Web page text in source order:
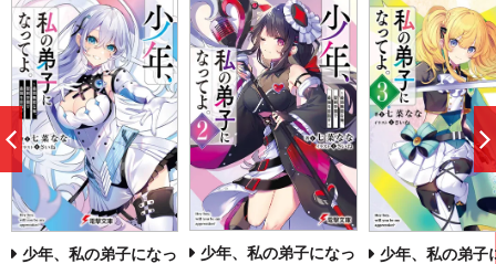
少年、私の弟子になっ
少年、私の弟子になっ
少年、私の弟子
前